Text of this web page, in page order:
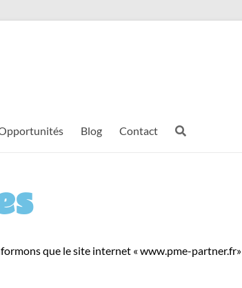
Blog Contact
que le site internet « www.pme-partner.fr»